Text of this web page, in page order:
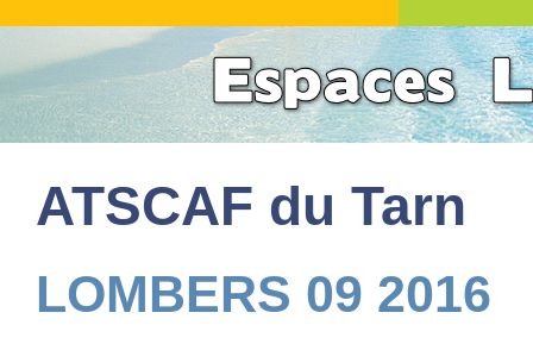
ATSCAF du Tarn
LOMBERS 09 2016